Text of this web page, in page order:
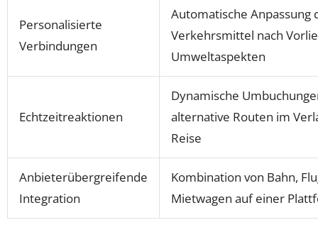
Personalisierte
Verbindungen
Automatische Anpassung
Verkehrsmittel nach
Umweltaspekten
Echtzeitreaktionen
Dynamische
alternative Routen im
Reise
Anbieterübergreifende
Integration
Kombination von Bahn,
Mietwagen auf einer